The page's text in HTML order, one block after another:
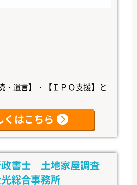
・遺言】・【ＩＰＯ支援】と
くはこちら
書士 土地家屋調査
総合事務所